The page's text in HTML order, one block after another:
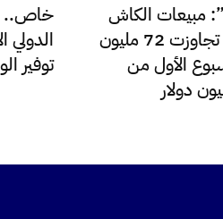
مبيعات الكاش
للدولار اليوم فقط تجاوزت 72 مليون
الأول من
خاص..
الدولي
توفير